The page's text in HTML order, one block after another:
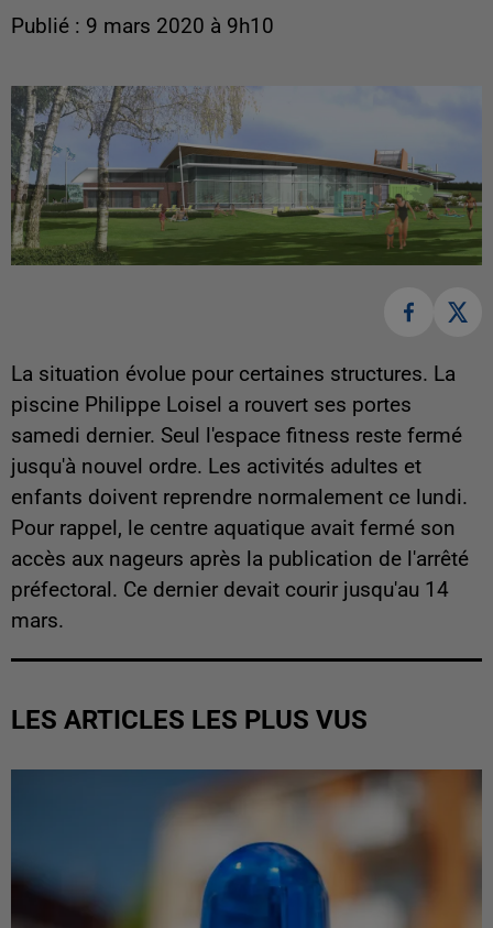
Publié : 9 mars 2020 à 9h10
La situation évolue pour certaines structures. La
piscine Philippe Loisel a rouvert ses portes
samedi dernier. Seul l'espace fitness reste fermé
jusqu'à nouvel ordre. Les activités adultes et
enfants doivent reprendre normalement ce lundi.
Pour rappel, le centre aquatique avait fermé son
accès aux nageurs après la publication de l'arrêté
préfectoral. Ce dernier devait courir jusqu'au 14
mars.
LES ARTICLES LES PLUS VUS